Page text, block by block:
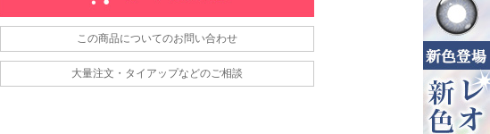
この商品についてのお問い合わせ
大量注文・タイアップなどのご相談